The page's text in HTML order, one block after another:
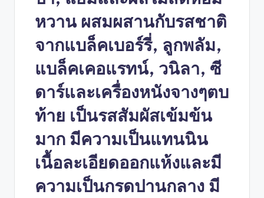
หวาน ผสมผสานกับรสชาติ
จากแบล็คเบอร์รี่, ลูกพลัม,
แบล็คเคอแรทน์, วนิลา, ซี
ดาร์และเครื่องหนังจางๆตบ
ท้าย เป็นรสสัมผัสเข้มข้น
มาก มีความเป็นแทนนิน
เนื้อละเอียดออกแห้งและมี
ความเป็นกรดปานกลาง มี